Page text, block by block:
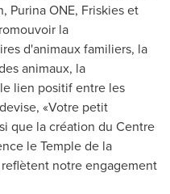
Purina ONE, Friskies et
la
d'animaux familiers, la
animaux, la
lien positif entre les
«Votre petit
que la création du Centre
le Temple de la
notre engagement